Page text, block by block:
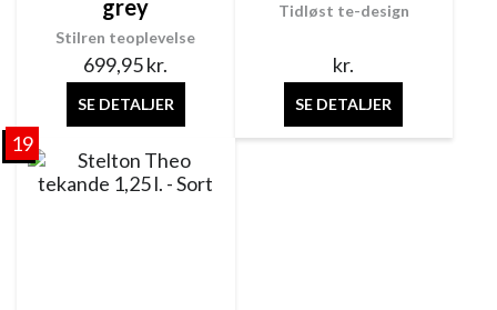
Stilren teoplevelse
grey
699,95kr.
SE DETALJER
Tidløst te-design
kr.
SE DETALJER
19